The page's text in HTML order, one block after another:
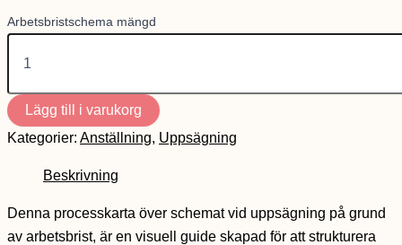
Arbetsbristschema mängd
Lägg till i varukorg
Kategorier: Anställning, Uppsägning
Beskrivning
Denna processkarta över schemat vid uppsägning på grund
av arbetsbrist, är en visuell guide skapad för att strukturera